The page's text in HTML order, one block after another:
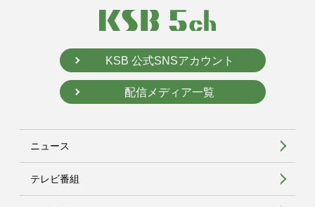
KSB 公式SNSアカウント
配信メディア一覧
ニュース
テレビ番組